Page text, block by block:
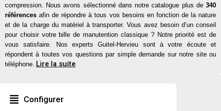
compression. Nous avons sélectionné dans notre catalogue plus de340
références afin de répondre à tous vos besoins en fonction de la nature
et de la charge du matériel à transporter. Vous avez besoin d’un conseil
pour choisir votre bille de manutention classique ? Notre priorité est de
vous satisfaire. Nos experts Guitel-Hervieu sont à votre écoute et
répondent à toutes vos questions par simple demande sur notre site ou
téléphone. Lire la suite
Configurer